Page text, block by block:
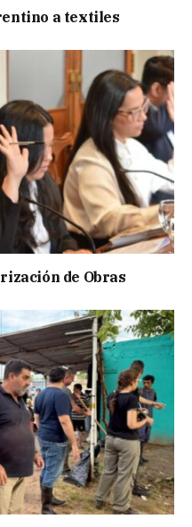
a textiles
de Obras